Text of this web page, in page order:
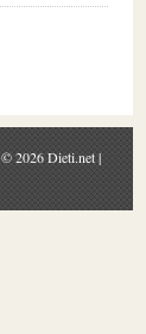
© 2026 Dieti.net |